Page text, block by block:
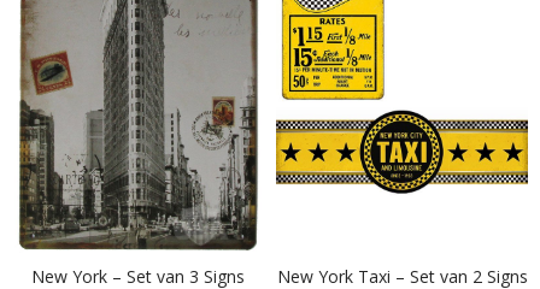
New York – Set van 3 Signs New York Taxi – Set van 2 Signs